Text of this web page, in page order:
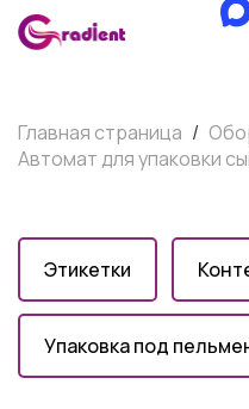
Главная страница /
Автомат для упаковки
Этикетки
Упаковка под